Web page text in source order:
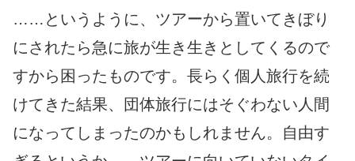
……というように、ツアーから置いてきぼり
にされたら急に旅が生き生きとしてくるので
すから困ったものです。長らく個人旅行を続
けてきた結果、団体旅行にはそぐわない人間
になってしまったのかもしれません。自由す